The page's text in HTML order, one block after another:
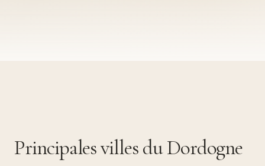
Principales villes du Dordogne